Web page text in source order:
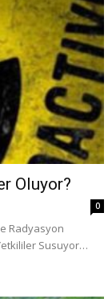
Oluyor?
0
Radyasyon
Susuyor…